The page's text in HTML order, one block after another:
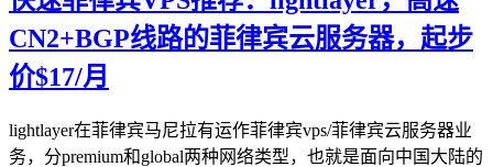
CN2+BGP线路的菲律宾云服务器，起步
价$17/月
lightlayer在菲律宾马尼拉有运作菲律宾vps/菲律宾云服务器业
务，分premium和global两种网络类型，也就是面向中国大陆的